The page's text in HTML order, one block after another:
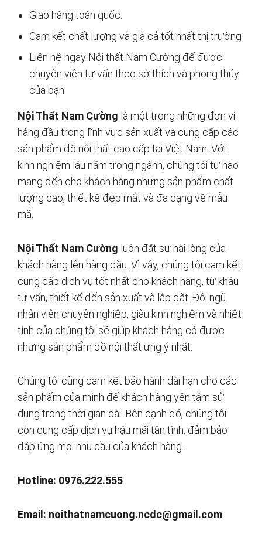
Giao hàng toàn quốc.
Cam kết chất lượng và giá cả tốt nhất thị trường
Liên hệ ngay Nội thất Nam Cường để được
chuyên viên tư vấn theo sở thích và phong thủy
của bạn.
Nội Thất Nam Cường là một trong những đơn vị
hàng đầu trong lĩnh vực sản xuất và cung cấp các
sản phẩm đồ nội thất cao cấp tại Việt Nam. Với
kinh nghiệm lâu năm trong ngành, chúng tôi tự hào
mang đến cho khách hàng những sản phẩm chất
lượng cao, thiết kế đẹp mắt và đa dạng về mẫu
mã.
Nội Thất Nam Cường luôn đặt sự hài lòng của
khách hàng lên hàng đầu. Vì vậy, chúng tôi cam kết
cung cấp dịch vụ tốt nhất cho khách hàng, từ khâu
tư vấn, thiết kế đến sản xuất và lắp đặt. Đội ngũ
nhân viên chuyên nghiệp, giàu kinh nghiệm và nhiệt
tình của chúng tôi sẽ giúp khách hàng có được
những sản phẩm đồ nội thất ưng ý nhất.
Chúng tôi cũng cam kết bảo hành dài hạn cho các
sản phẩm của mình để khách hàng yên tâm sử
dụng trong thời gian dài. Bên cạnh đó, chúng tôi
còn cung cấp dịch vụ hậu mãi tận tình, đảm bảo
đáp ứng mọi nhu cầu của khách hàng.
Hotline: 0976.222.555
Email: noithatnamcuong.ncdc@gmail.com